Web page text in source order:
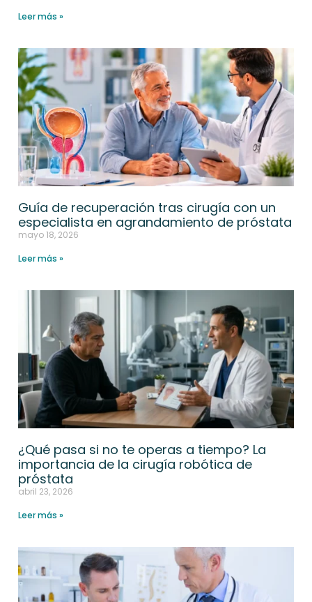
Leer más »
Guía de recuperación tras cirugía con un
especialista en agrandamiento de próstata
mayo 18, 2026
Leer más »
¿Qué pasa si no te operas a tiempo? La
importancia de la cirugía robótica de
próstata
abril 23, 2026
Leer más »